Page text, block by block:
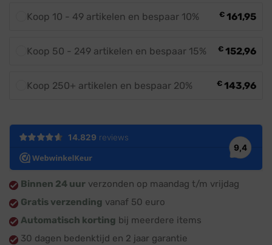
Koop 10 - 49 artikelen en bespaar 10% € 161,95
Koop 50 - 249 artikelen en bespaar 15% € 152,96
Koop 250+ artikelen en bespaar 20% € 143,96
Binnen 24 uur verzonden op maandag t/m vrijdag
Gratis verzending vanaf 50 euro
Automatisch korting bij meerdere items
30 dagen bedenktijd en 2 jaar garantie